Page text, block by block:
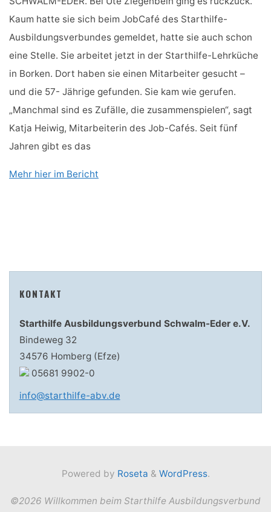
Kaum hatte sie sich beim JobCafé des Starthilfe-
Ausbildungsverbundes gemeldet, hatte sie auch schon
eine Stelle. Sie arbeitet jetzt in der Starthilfe-Lehrküche
in Borken. Dort haben sie einen Mitarbeiter gesucht –
und die 57- Jährige gefunden. Sie kam wie gerufen.
„Manchmal sind es Zufälle, die zusammenspielen“, sagt
Katja Heiwig, Mitarbeiterin des Job-Cafés. Seit fünf
Jahren gibt es das
Mehr hier im Bericht
KONTAKT
Starthilfe Ausbildungsverbund Schwalm-Eder e.V.
Bindeweg 32
34576 Homberg (Efze)
05681 9902-0
info@starthilfe-abv.de
Powered by Roseta & WordPress.
©2026 Willkommen beim Starthilfe Ausbildungsverbund